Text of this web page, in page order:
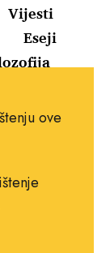
Vijesti
Eseji
ove